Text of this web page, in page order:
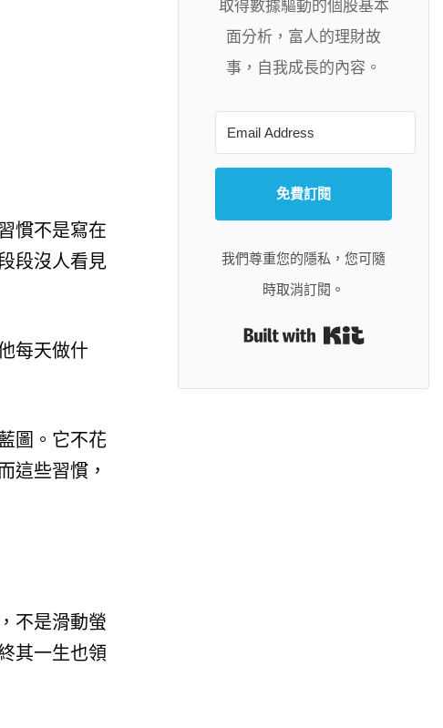
慣不是寫在
段沒人看見
每天做什
圖。它不花
這些習慣，
不是滑動螢
其一生也領
取得數據驅動的個股基本
面分析，富人的理財故
事，自我成長的內容。
免費訂閱
我們尊重您的隱私，您可隨
時取消訂閱。
Built with